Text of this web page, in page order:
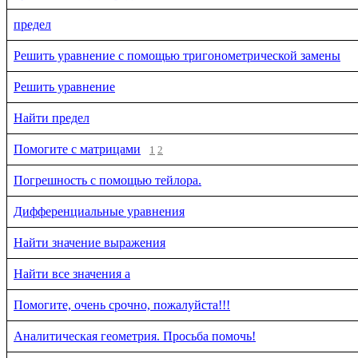
предел
Решить уравнение с помощью тригонометрической замены
Решить уравнение
Найти предел
Помогите с матрицами
1 2
Погрешность с помощью тейлора.
Дифференциальные уравнения
Найти значение выражения
Найти все значения a
Помогите, очень срочно, пожалуйста!!!
Аналитическая геометрия. Просьба помочь!